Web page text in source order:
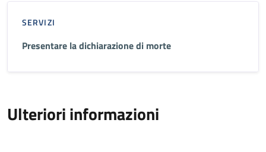
SERVIZI
Presentare la dichiarazione di morte
Ulteriori informazioni